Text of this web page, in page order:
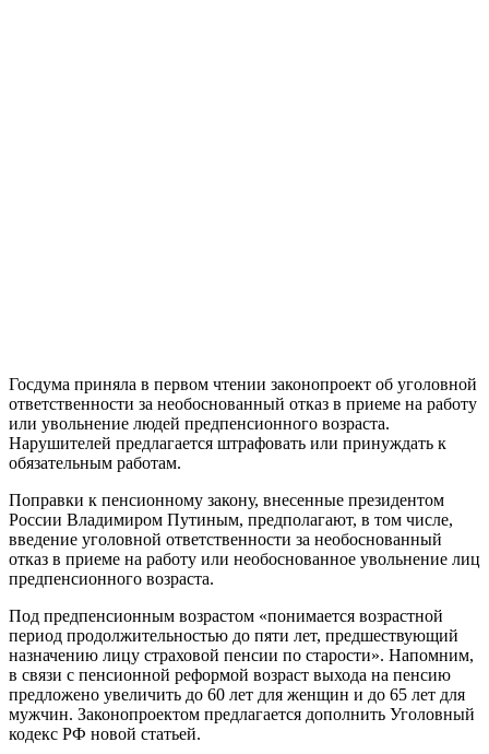
Госдума приняла в первом чтении законопроект об уголовной
ответственности за необоснованный отказ в приеме на работу
или увольнение людей предпенсионного возраста.
Нарушителей предлагается штрафовать или принуждать к
обязательным работам.
Поправки к пенсионному закону, внесенные президентом
России Владимиром Путиным, предполагают, в том числе,
введение уголовной ответственности за необоснованный
отказ в приеме на работу или необоснованное увольнение лиц
предпенсионного возраста.
Под предпенсионным возрастом «понимается возрастной
период продолжительностью до пяти лет, предшествующий
назначению лицу страховой пенсии по старости». Напомним,
в связи с пенсионной реформой возраст выхода на пенсию
предложено увеличить до 60 лет для женщин и до 65 лет для
мужчин. Законопроектом предлагается дополнить Уголовный
кодекс РФ новой статьей.